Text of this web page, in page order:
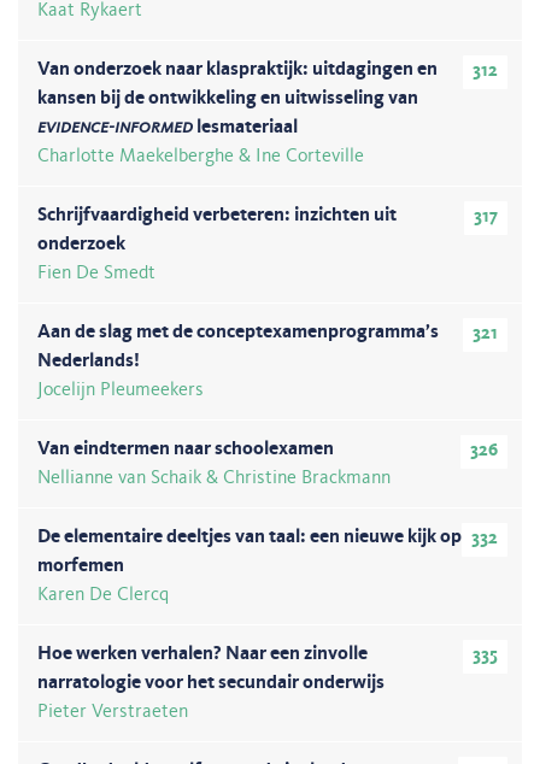
Kaat Rykaert
312
Van onderzoek naar klaspraktijk: uitdagingen en
kansen bij de ontwikkeling en uitwisseling van
evidence-informed lesmateriaal
Charlotte Maekelberghe & Ine Corteville
317
Schrijfvaardigheid verbeteren: inzichten uit
onderzoek
Fien De Smedt
321
Aan de slag met de conceptexamenprogramma’s
Nederlands!
Jocelijn Pleumeekers
326
Van eindtermen naar schoolexamen
Nellianne van Schaik & Christine Brackmann
332
De elementaire deeltjes van taal: een nieuwe kijk op
morfemen
Karen De Clercq
335
Hoe werken verhalen? Naar een zinvolle
narratologie voor het secundair onderwijs
Pieter Verstraeten